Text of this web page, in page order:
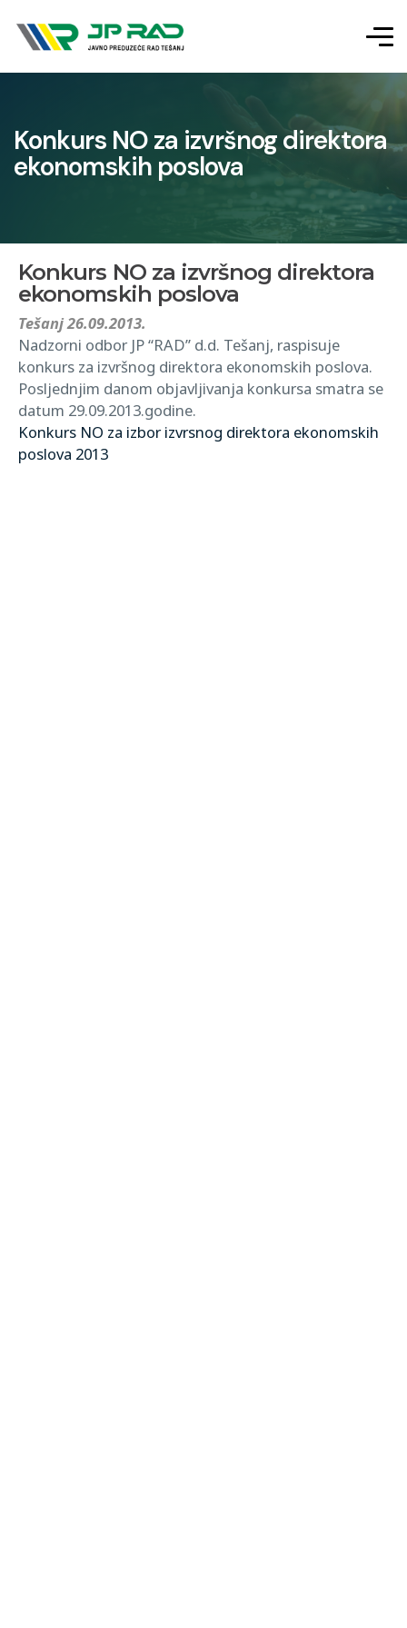
Konkurs NO za izvršnog direktora
ekonomskih poslova
Konkurs NO za izvršnog direktora
ekonomskih poslova
Tešanj 26.09.2013.
Nadzorni odbor JP “RAD” d.d. Tešanj, raspisuje
konkurs za izvršnog direktora ekonomskih poslova.
Posljednjim danom objavljivanja konkursa smatra se
datum 29.09.2013.godine.
Konkurs NO za izbor izvrsnog direktora ekonomskih
poslova 2013